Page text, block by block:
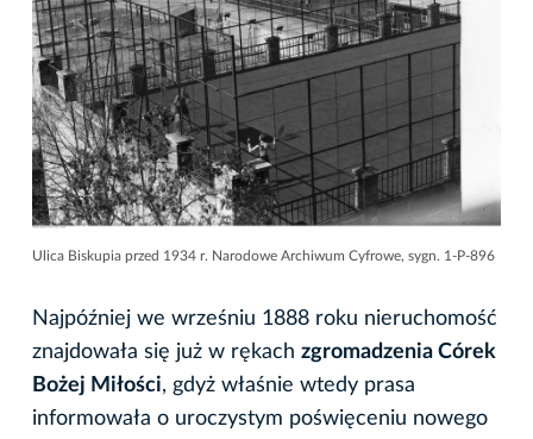
Ulica Biskupia przed 1934 r. Narodowe Archiwum Cyfrowe, sygn. 1-P-896
Najpóźniej we wrześniu 1888 roku nieruchomość
znajdowała się już w rękach zgromadzenia Córek
Bożej Miłości, gdyż właśnie wtedy prasa
informowała o uroczystym poświęceniu nowego